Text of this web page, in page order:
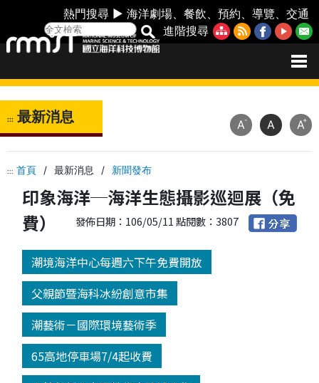
熱門搜尋 ►海洋劇場 、餐飲 、預約 、導覽 、交通
進階搜尋
::: 最新消息
::: 首頁 / 最新消息 / 新聞發布
A- A A+
印象海洋─海洋生態攝影巡迴展（免
費）
發佈日期：106/05/11 點閱數：3807
潮境海洋中心每週六下午免費開放
父親節暨海科冰紛創意市集
潮藝術－國際環境藝術季
65高地停車場7/4起收費